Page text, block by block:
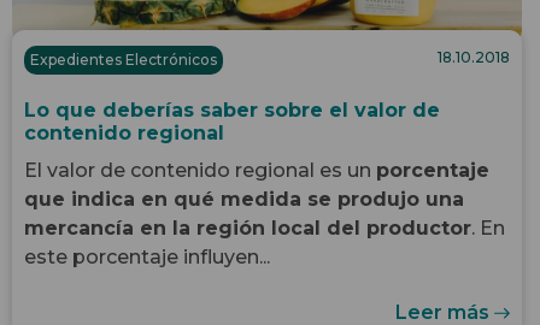
Expedientes Electrónicos 18.10.2018
Lo que deberías saber sobre el valor de
contenido regional
El valor de contenido regional es un porcentaje
que indica en qué medida se produjo una
mercancía en la región local del productor. En
este porcentaje influyen...
Leer más